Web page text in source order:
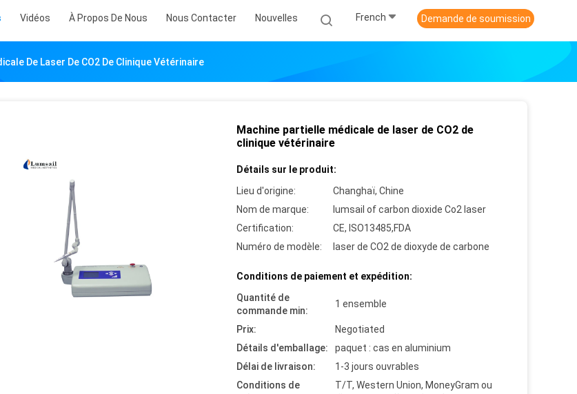
Vidéos À Propos De Nous Nous Contacter Nouvelles French Demande de soumission
De Laser De CO2 De Clinique Vétérinaire
Machine partielle médicale de laser de CO2 de
clinique vétérinaire
Détails sur le produit:
Lieu d'origine:
Changhaï, Chine
Nom de marque:
lumsail of carbon dioxide Co2 laser
Certification:
CE, ISO13485,FDA
Numéro de modèle:
laser de CO2 de dioxyde de carbone
Conditions de paiement et expédition:
Quantité de
commande min:
1 ensemble
Prix:
Negotiated
Détails d'emballage:
paquet : cas en aluminium
Délai de livraison:
1-3 jours ouvrables
Conditions de
T/T, Western Union, MoneyGram ou